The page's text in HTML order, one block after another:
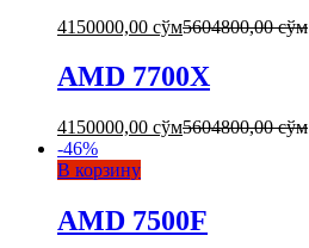
4150000,00 сўм5604800,00сўм
AMD 7700X
4150000,00 сўм5604800,00сўм
-46%
В корзину
AMD 7500F